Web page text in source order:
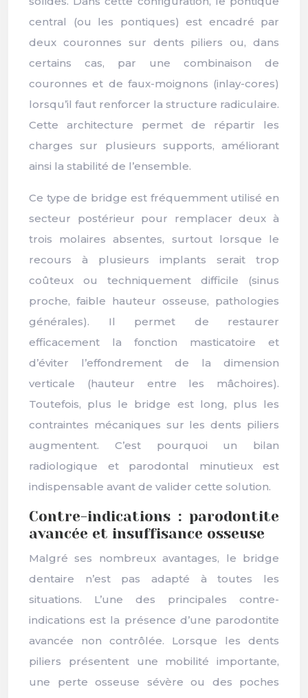
central (ou les pontiques) est encadré par
deux couronnes sur dents piliers ou, dans
certains cas, par une combinaison de
couronnes et de faux-moignons (inlay-cores)
lorsqu’il faut renforcer la structure radiculaire.
Cette architecture permet de répartir les
charges sur plusieurs supports, améliorant
ainsi la stabilité de l’ensemble.
Ce type de bridge est fréquemment utilisé en
secteur postérieur pour remplacer deux à
trois molaires absentes, surtout lorsque le
recours à plusieurs implants serait trop
coûteux ou techniquement difficile (sinus
proche, faible hauteur osseuse, pathologies
générales). Il permet de restaurer
efficacement la fonction masticatoire et
d’éviter l’effondrement de la dimension
verticale (hauteur entre les mâchoires).
Toutefois, plus le bridge est long, plus les
contraintes mécaniques sur les dents piliers
augmentent. C’est pourquoi un bilan
radiologique et parodontal minutieux est
indispensable avant de valider cette solution.
Contre-indications : parodontite
avancée et insuffisance osseuse
Malgré ses nombreux avantages, le bridge
dentaire n’est pas adapté à toutes les
situations. L’une des principales contre-
indications est la présence d’une parodontite
avancée non contrôlée. Lorsque les dents
piliers présentent une mobilité importante,
une perte osseuse sévère ou des poches